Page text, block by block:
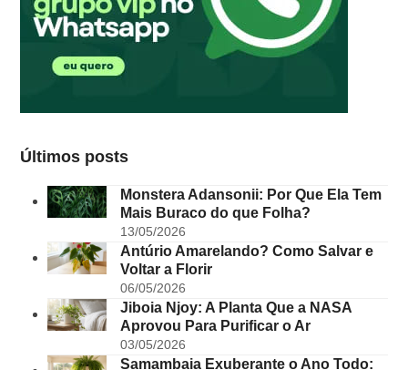
Últimos posts
Monstera Adansonii: Por Que Ela Tem
Mais Buraco do que Folha?
13/05/2026
Antúrio Amarelando? Como Salvar e
Voltar a Florir
06/05/2026
Jiboia Njoy: A Planta Que a NASA
Aprovou Para Purificar o Ar
03/05/2026
Samambaia Exuberante o Ano Todo: